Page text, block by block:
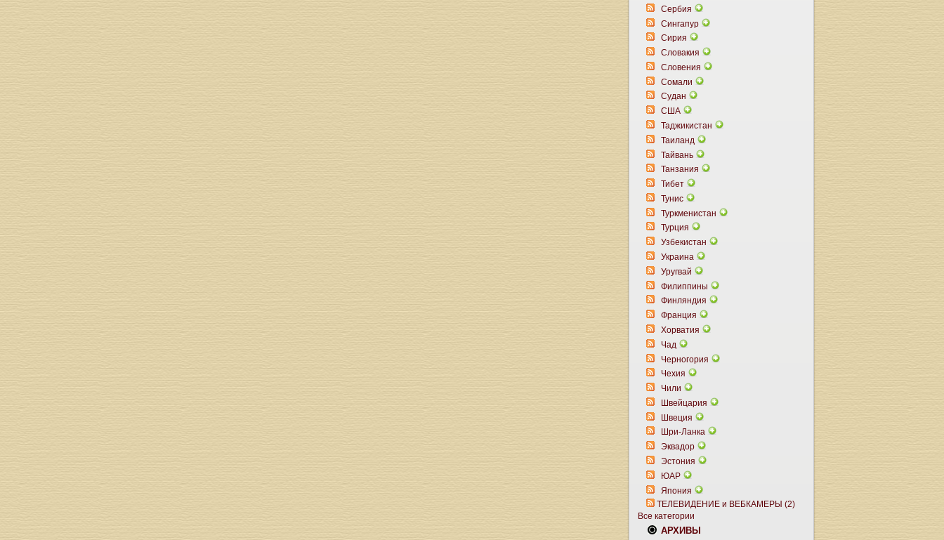
Сербия
Сингапур
Сирия
Словакия
Словения
Сомали
Судан
США
Таджикистан
Таиланд
Тайвань
Танзания
Тибет
Тунис
Туркменистан
Турция
Узбекистан
Украина
Уругвай
Филиппины
Финляндия
Франция
Хорватия
Чад
Черногория
Чехия
Чили
Швейцария
Швеция
Шри-Ланка
Эквадор
Эстония
ЮАР
Япония
ТЕЛЕВИДЕНИЕ и ВЕБКАМЕРЫ (2)
Все категории
АРХИВЫ